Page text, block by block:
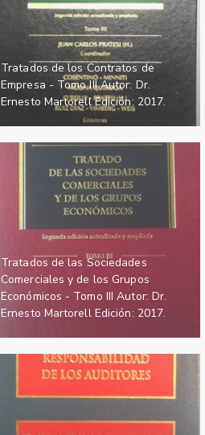
Tratados de los Contratos de
Empresa - Tomo III Autor: Dr.
Ernesto Martorell Edición: 2017.
Tratados de las Sociedades
Comerciales y de los Grupos
Económicos - Tomo III Autor: Dr.
Ernesto Martorell Edición: 2017.